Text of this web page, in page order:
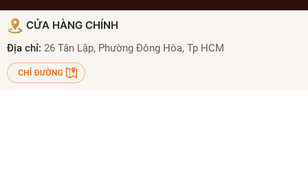
CỬA HÀNG CHÍNH
Địa chỉ: 26 Tân Lập, Phường Đông Hòa, Tp HCM